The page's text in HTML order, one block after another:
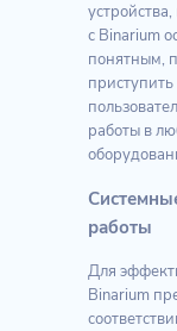
с Binarium
понятным,
работы в
работы
Для
Binarium